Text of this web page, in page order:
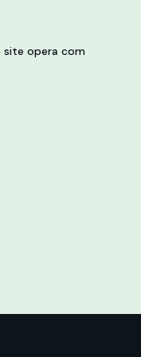
site opera com